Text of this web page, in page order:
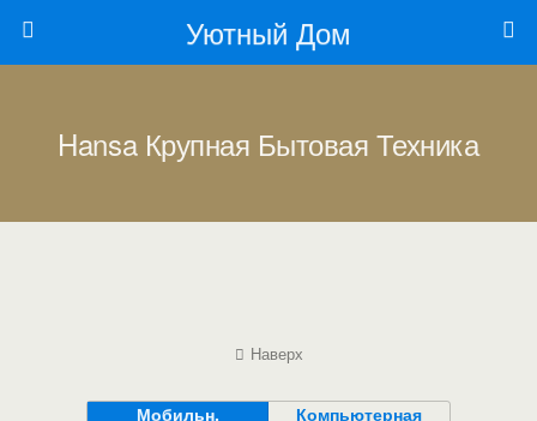
Уютный Дом
Hansa Крупная Бытовая Техника
Наверх
Мобильн. Компьютерная